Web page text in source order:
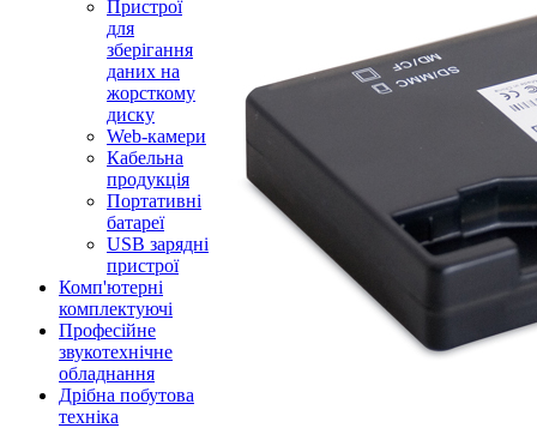
Пристрої
для
зберігання
даних на
жорсткому
диску
Web-камери
Кабельна
продукція
Портативні
батареї
USB зарядні
пристрої
Комп'ютерні
комплектуючі
Професійне
звукотехнічне
обладнання
Дрібна побутова
техніка